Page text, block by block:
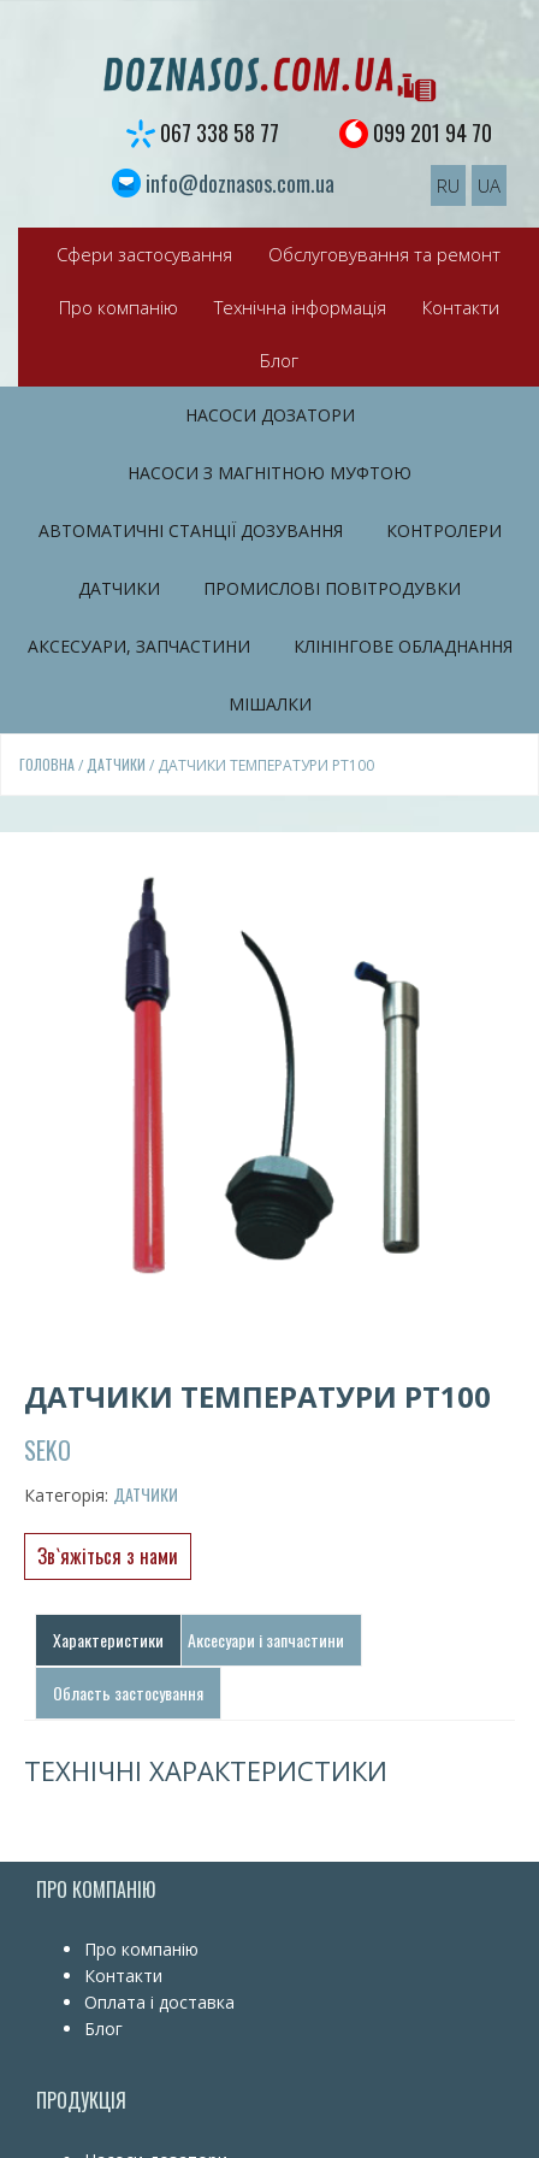
067 338 58 77
099 201 94 70
info@doznasos.com.ua
RU UA
Сфери застосування Обслуговування та ремонт
Про компанію Технічна інформація Контакти
Блог
НАСОСИ ДОЗАТОРИ
НАСОСИ З МАГНІТНОЮ МУФТОЮ
АВТОМАТИЧНІ СТАНЦІЇ ДОЗУВАННЯ КОНТРОЛЕРИ
ДАТЧИКИ ПРОМИСЛОВІ ПОВІТРОДУВКИ
АКСЕСУАРИ, ЗАПЧАСТИНИ КЛІНІНГОВЕ ОБЛАДНАННЯ
МІШАЛКИ
ГОЛОВНА/ ДАТЧИКИ / ДАТЧИКИ ТЕМПЕРАТУРИ PT100
ДАТЧИКИ ТЕМПЕРАТУРИ PT100
SEKO
Категорія: ДАТЧИКИ
Зв`яжіться з нами
Характеристики Аксесуари і запчастини
Область застосування
ТЕХНІЧНІ ХАРАКТЕРИСТИКИ
ПРО КОМПАНІЮ
Про компанію
Контакти
Оплата і доставка
Блог
ПРОДУКЦІЯ